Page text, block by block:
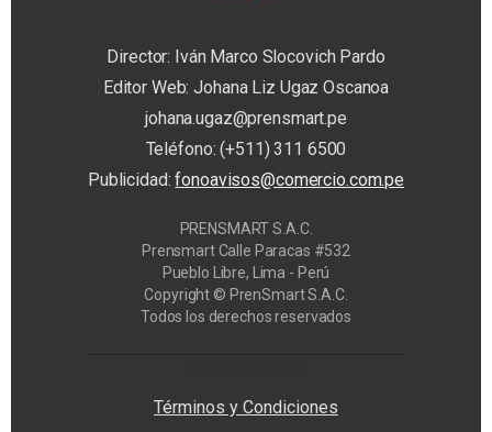
Director: Iván Marco Slocovich Pardo
Editor Web: Johana Liz Ugaz Oscanoa
johana.ugaz@prensmart.pe
Teléfono: (+511) 311 6500
Publicidad:fonoavisos@comercio.com.pe
PRENSMART S.A.C.
Prensmart Calle Paracas #532
Pueblo Libre, Lima - Perú
Copyright © PrenSmart S.A.C.
Todos los derechos reservados
Términos y Condiciones